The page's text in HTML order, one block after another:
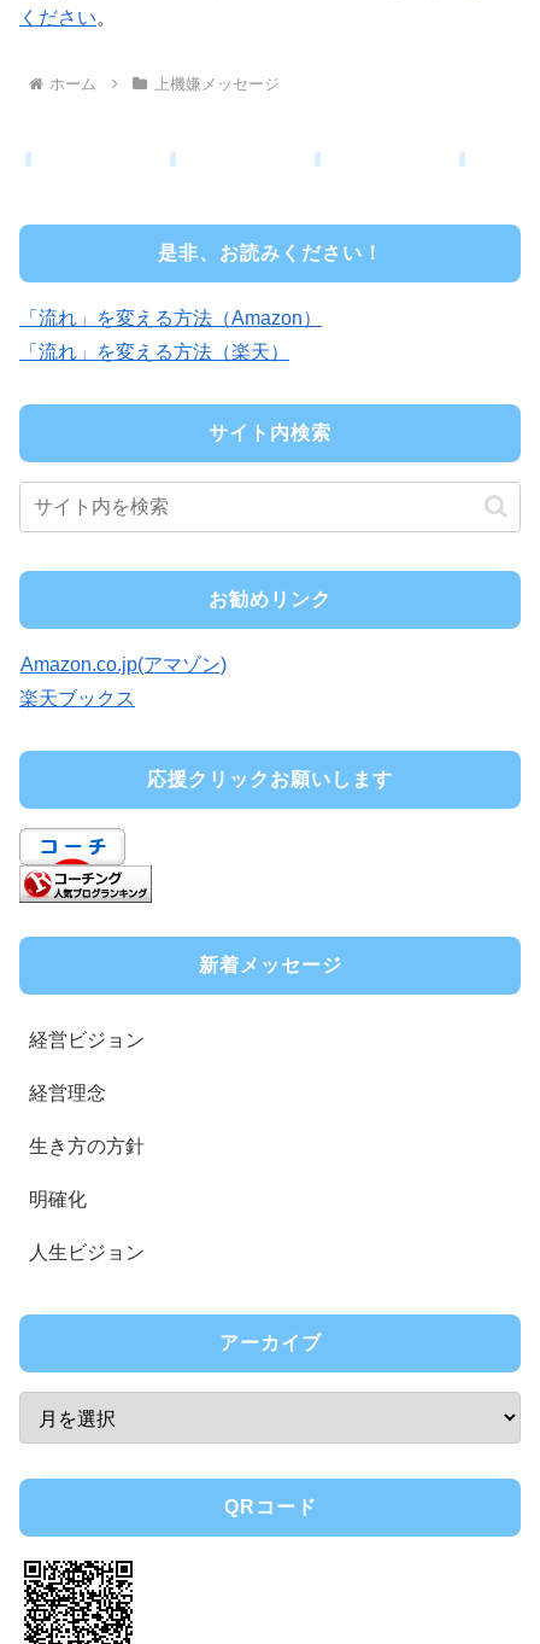
ください。
ホーム 上機嫌メッセージ
是非、お読みください！
「流れ」を変える方法（Amazon）
「流れ」を変える方法（楽天）
サイト内検索
お勧めリンク
Amazon.co.jp(アマゾン)
楽天ブックス
応援クリックお願いします
新着メッセージ
経営ビジョン
経営理念
生き方の方針
明確化
人生ビジョン
アーカイブ
QRコード